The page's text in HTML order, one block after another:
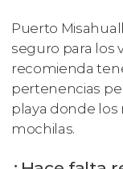
Puerto
seguro para los
recomienda
pertenencias
playa donde
mochilas.